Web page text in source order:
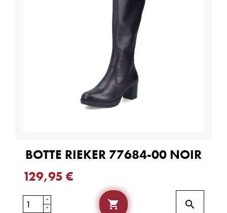
BOTTE RIEKER 77684-00 NOIR
129,95 €
 